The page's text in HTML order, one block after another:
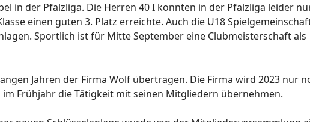
in der Pfalzliga. Die Herren 40 I konnten in der Pfalzliga leider
einen guten 3. Platz erreichte. Auch die U18
Sportlich ist für Mitte September eine Clubmeisterschaft als
Jahren der Firma Wolf übertragen. Die Firma wird 2023 nur
Frühjahr die Tätigkeit mit seinen Mitgliedern übernehmen.